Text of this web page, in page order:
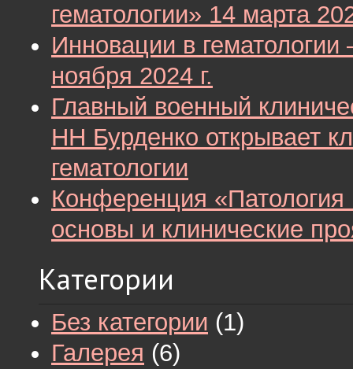
гематологии» 14 марта
Инновации в
ноября 2024 г.
Главный военный
НН Бурденко открывает
гематологии
Конференция «Патология
основы и клинические
Категории
Без категории (1)
Галерея (6)